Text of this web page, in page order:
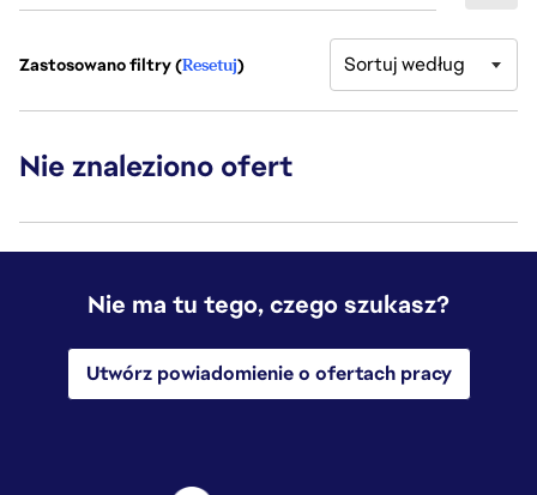
Zastosowano filtry (Resetuj) Sortuj według
Nie znaleziono ofert
Nie ma tu tego, czego szukasz?
Utwórz powiadomienie o ofertach pracy